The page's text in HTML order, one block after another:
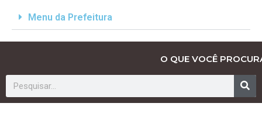
Menu da Prefeitura
O QUE VOCÊ